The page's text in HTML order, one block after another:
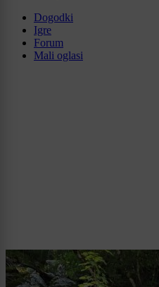
Dogodki
Igre
Forum
Mali oglasi